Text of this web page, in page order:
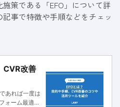
策である「EFO」について詳
事で特徴や手順などをチェッ
CVR改善
あれば一度は
ォーム最適